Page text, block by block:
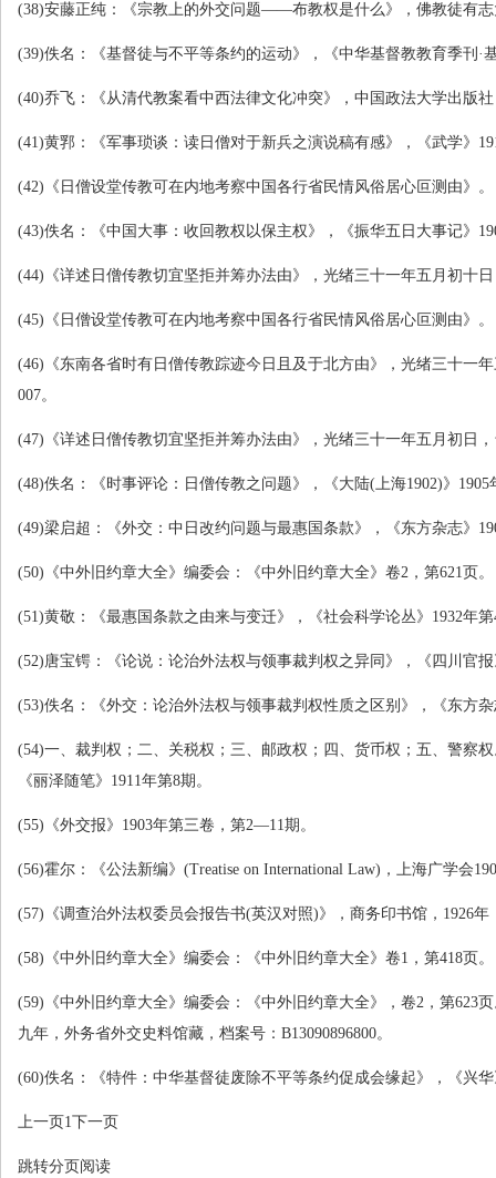
(38)安藤正纯：《宗教上的外交问题——布教权是什么》，佛教徒有志
(39)佚名：《基督徒与不平等条约的运动》，《中华基督教教育季刊·
(40)乔飞：《从清代教案看中西法律文化冲突》，中国政法大学出版
(41)黄郛：《军事琐谈：读日僧对于新兵之演说稿有感》，《武学》
(42) 《日僧设堂传教可在内地考察中国各行省民情风俗居心叵测由》。
(43)佚名：《中国大事：收回教权以保主权》，《振华五日大事记》
(44) 《详述日僧传教切宜坚拒并筹办法由》，光绪三十一年五月初十
(45) 《日僧设堂传教可在内地考察中国各行省民情风俗居心叵测由》。
(46) 《东南各省时有日僧传教踪迹今日且及于北方由》，光绪三十一
007。
(47) 《详述日僧传教切宜坚拒并筹办法由》，光绪三十一年五月初日
(48)佚名：《时事评论：日僧传教之问题》，《大陆(上海1902)》 1905
(49)梁启超：《外交：中日改约问题与最惠国条款》，《东方杂志》
(50) 《中外旧约章大全》编委会：《中外旧约章大全》卷2 ，第621页。
(51)黄敬：《最惠国条款之由来与变迁》，《社会科学论丛》 1932年第
(52)唐宝锷：《论说：论治外法权与领事裁判权之异同》，《四川官
(53)佚名：《外交：论治外法权与领事裁判权性质之区别》，《东方
(54)一、裁判权；二、关税权；三、邮政权；四、货币权；五、警察
《丽泽随笔》 1911年第8期。
(55) 《外交报》 1903年第三卷，第2—11期。
(56)霍尔：《公法新编》 (Treatise on International Law) ，上海广学会
(57) 《调查治外法权委员会报告书(英汉对照)》，商务印书馆， 1926年
(58) 《中外旧约章大全》编委会：《中外旧约章大全》卷1 ，第418页。
(59) 《中外旧约章大全》编委会：《中外旧约章大全》，卷2 ，第623
九年，外务省外交史料馆藏，档案号： B13090896800。
(60)佚名：《特件：中华基督徒废除不平等条约促成会缘起》，《兴
上一页1下一页
跳转分页阅读